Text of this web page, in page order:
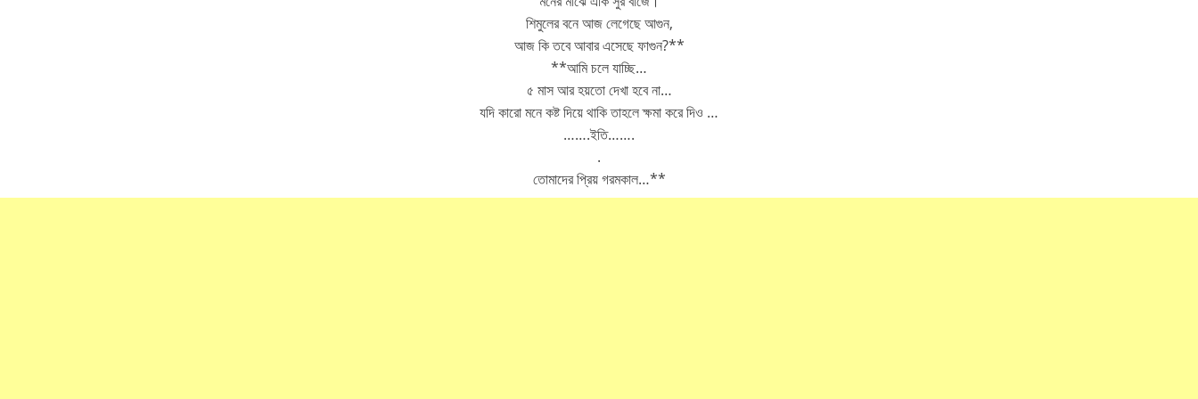
শিমুলের বনে আজ লেগেছে আগুন,
আজ কি তবে আবার এসেছে ফাগুন?**
**আমি চলে যাচ্ছি…
৫ মাস আর হয়তো দেখা হবে না…
যদি কারো মনে কষ্ট দিয়ে থাকি তাহলে ক্ষমা করে দিও …
…….ইতি…….
.
তোমাদের প্রিয় গরমকাল…**